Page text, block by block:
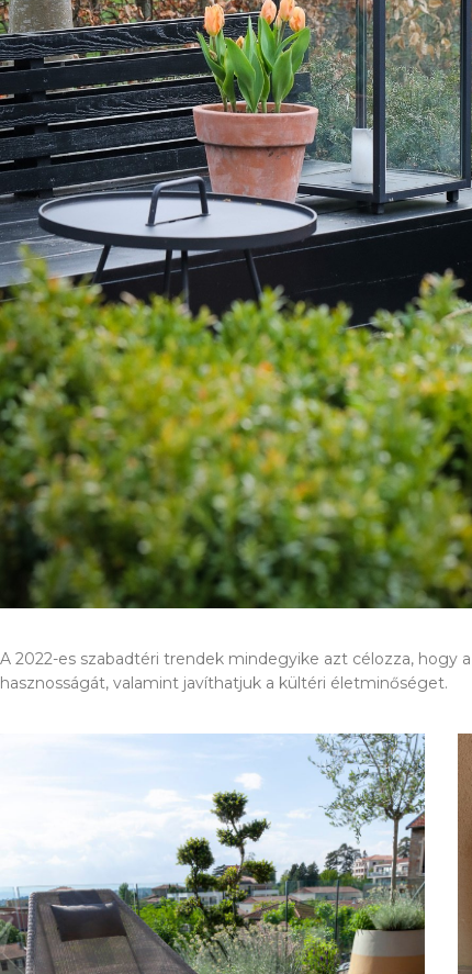
A 2022-es szabadtéri trendek mindegyike azt célozza,
hasznosságát, valamint javíthatjuk a kültéri életminőséget.